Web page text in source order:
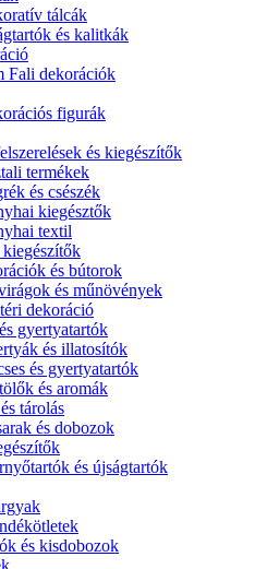
tálcák
és kalitkák
Fali dekorációk
figurák
és kiegészítők
termékek
és csészék
kiegésztők
textil
kiegészítők
és bútorok
és műnövények
dekoráció
gyertyatartók
és illatosítók
és gyertyatartók
és aromák
tárolás
és dobozok
és újságtartók
és kisdobozok